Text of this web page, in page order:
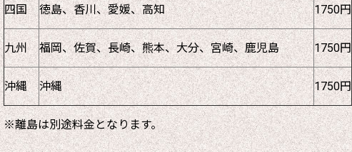
四国 徳島、香川、愛媛、高知 1750円
九州 福岡、佐賀、長崎、熊本、大分、宮崎、鹿児島 1750円
沖縄 沖縄 1750円
※離島は別途料金となります。